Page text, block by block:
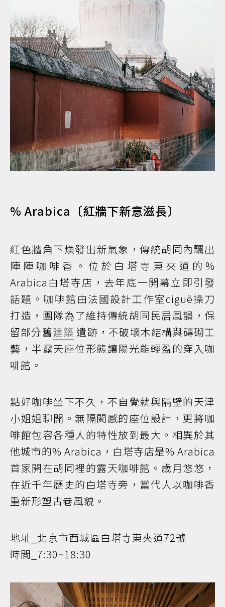
% Arabica〔紅牆下新意滋長〕
紅色牆角下煥發出新氣象，傳統胡同內飄出
陣陣咖啡香。位於白塔寺東夾道的%
Arabica白塔寺店，去年底一開幕立即引發
話題。咖啡館由法國設計工作室ciguë操刀
打造，團隊為了維持傳統胡同民居風韻，保
留部分舊建築 遺跡，不破壞木結構與磚砌工
藝，半露天座位形態讓陽光能輕盈的穿入咖
啡館。
點好咖啡坐下不久，不自覺就與隔壁的天津
小姐姐聊開。無隔閡感的座位設計，更將咖
啡館包容各種人的特性放到最大。相異於其
他城市的% Arabica，白塔寺店是% Arabica
首家開在胡同裡的露天咖啡館。歲月悠悠，
在近千年歷史的白塔寺旁，當代人以咖啡香
重新形塑古巷風貌。
地址_北京市西城區白塔寺東夾道72號
時間_7:30~18:30